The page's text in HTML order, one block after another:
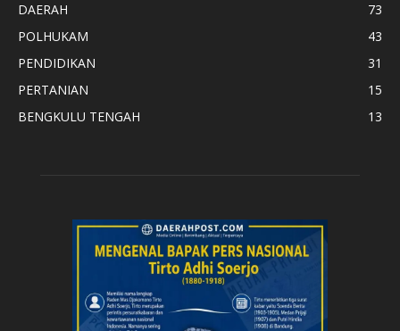
DAERAH
73
POLHUKAM
43
PENDIDIKAN
31
PERTANIAN
15
BENGKULU TENGAH
13